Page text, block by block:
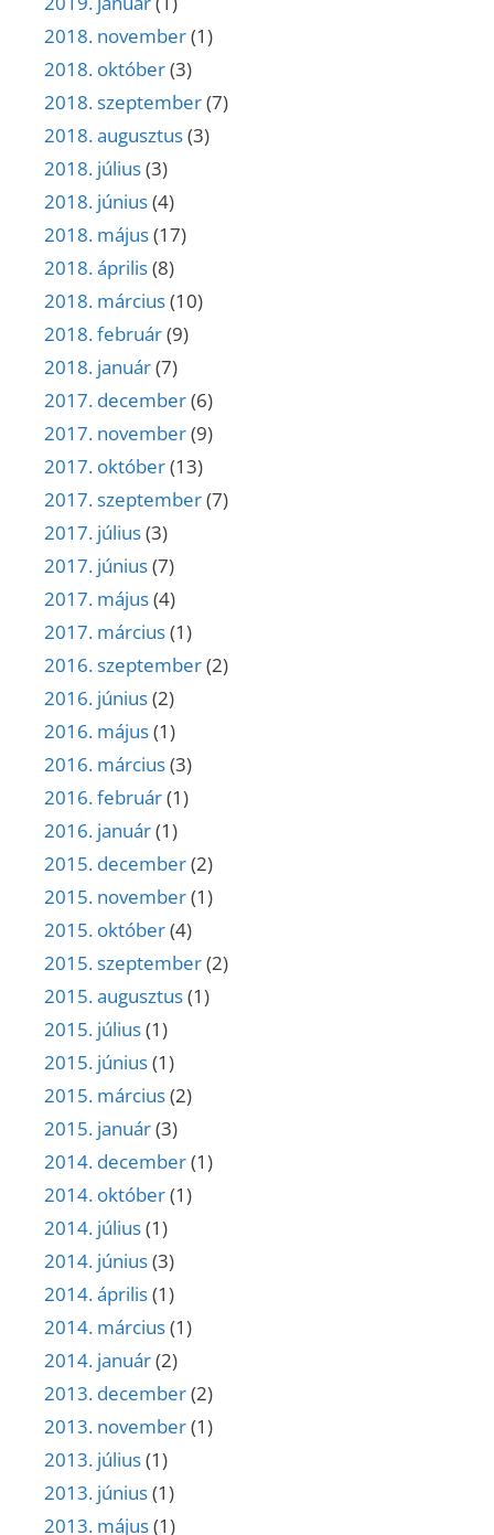
2018. november(1)
2018. október(3)
2018. szeptember(7)
2018. augusztus(3)
2018. július(3)
2018. június(4)
2018. május(17)
2018. április(8)
2018. március(10)
2018. február(9)
2018. január(7)
2017. december(6)
2017. november(9)
2017. október(13)
2017. szeptember(7)
2017. július(3)
2017. június(7)
2017. május(4)
2017. március(1)
2016. szeptember(2)
2016. június(2)
2016. május(1)
2016. március(3)
2016. február(1)
2016. január(1)
2015. december(2)
2015. november(1)
2015. október(4)
2015. szeptember(2)
2015. augusztus(1)
2015. július(1)
2015. június(1)
2015. március(2)
2015. január(3)
2014. december(1)
2014. október(1)
2014. július(1)
2014. június(3)
2014. április(1)
2014. március(1)
2014. január(2)
2013. december(2)
2013. november(1)
2013. július(1)
2013. június(1)
2013. május(1)